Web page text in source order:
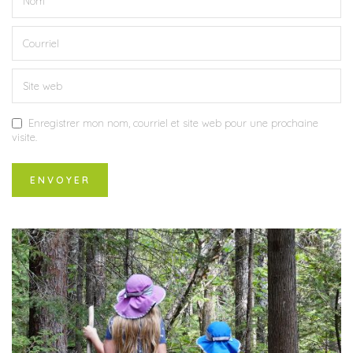
Enregistrer mon nom, courriel et site web pour une prochaine
visite.